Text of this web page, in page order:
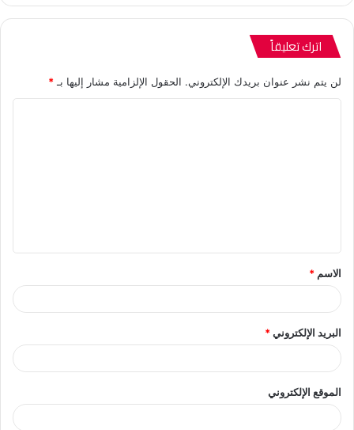
اترك تعليقاً
لن يتم نشر عنوان بريدك الإلكتروني. الحقول الإلزامية مشار إليها بـ *
ق
*
الاسم *
البريد الإلكتروني*
الموقع الإلكتروني